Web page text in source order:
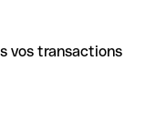
vos transactions